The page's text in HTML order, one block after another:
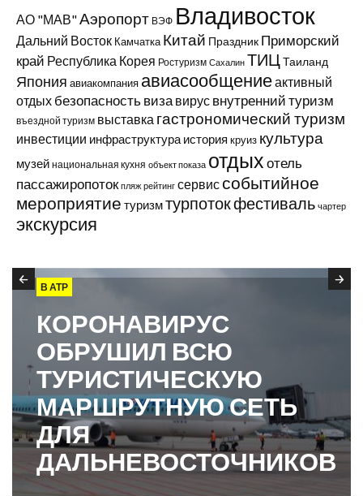
АО "МАВ"Аэропорт ВЭФ Владивосток
Дальний Восток Камчатка Китай Праздник Приморский
край Республика Корея Ростуризм Сахалин ТИЦТаиланд
Япония авиакомпания авиасообщениеактивный
отдых безопасность виза вирус внутренний туризм
въездной туризм выставка гастрономический туризм
инвестиции инфраструктура история круиз культура
музей национальная кухня объект показа отдыхотель
пассажиропоток пляж рейтинг сервис событийное
мероприятие туризмтурпотокфестиваль чартер
экскурсия
В АТР
КОРОНАВИРУС
ОБРУШИЛ ВСЮ
ТУРИСТИЧЕСКУЮ
МАРШРУТНУЮ СЕТЬ
ДЛЯ
ДАЛЬНЕВОСТОЧНИКОВ